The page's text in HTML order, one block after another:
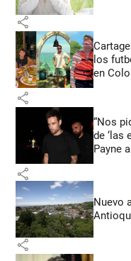
share
los
en
share
“Nos
de ‘las
Payne
share
Nuevo
share